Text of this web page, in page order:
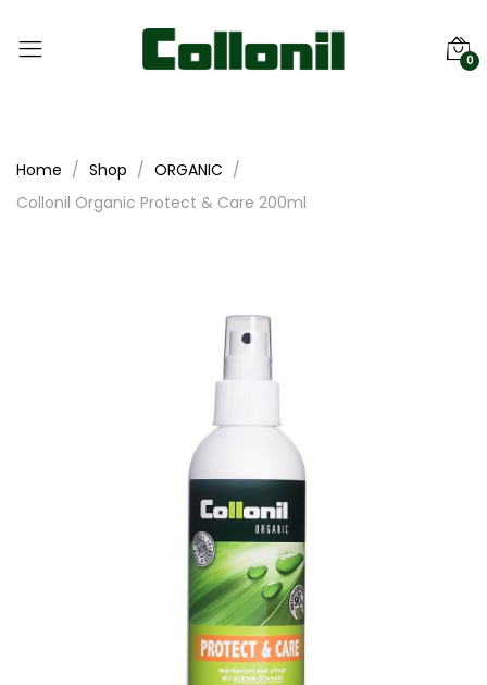
0
Home Shop
ORGANIC
Collonil Organic Protect & Care 200ml